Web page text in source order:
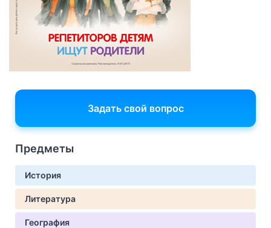
Задать свой вопрос
Предметы
История
Литература
География